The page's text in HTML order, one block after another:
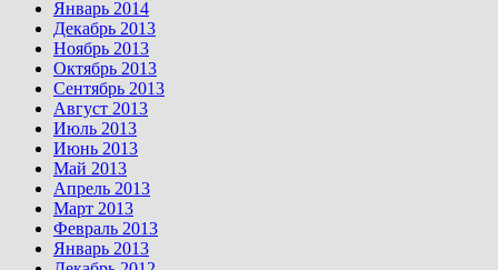
Январь 2014
Декабрь 2013
Ноябрь 2013
Октябрь 2013
Сентябрь 2013
Август 2013
Июль 2013
Июнь 2013
Май 2013
Апрель 2013
Март 2013
Февраль 2013
Январь 2013